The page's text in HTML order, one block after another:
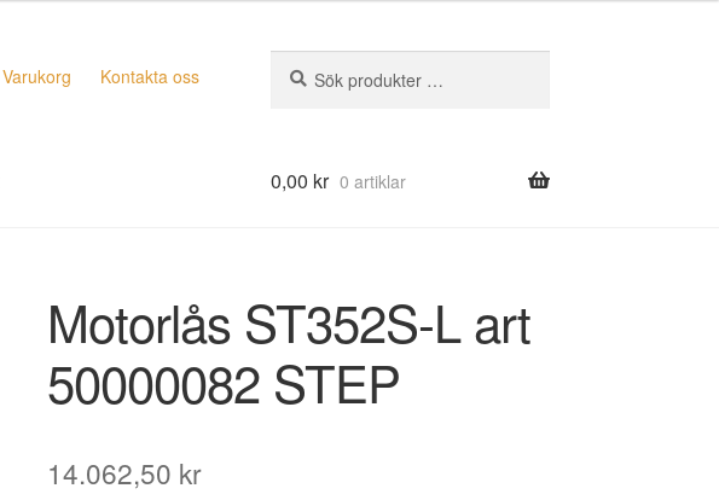
Varukorg Kontakta oss
efter:
0,00 kr 0 artiklar
Motorlås ST352S-L art
50000082 STEP
14.062,50 kr